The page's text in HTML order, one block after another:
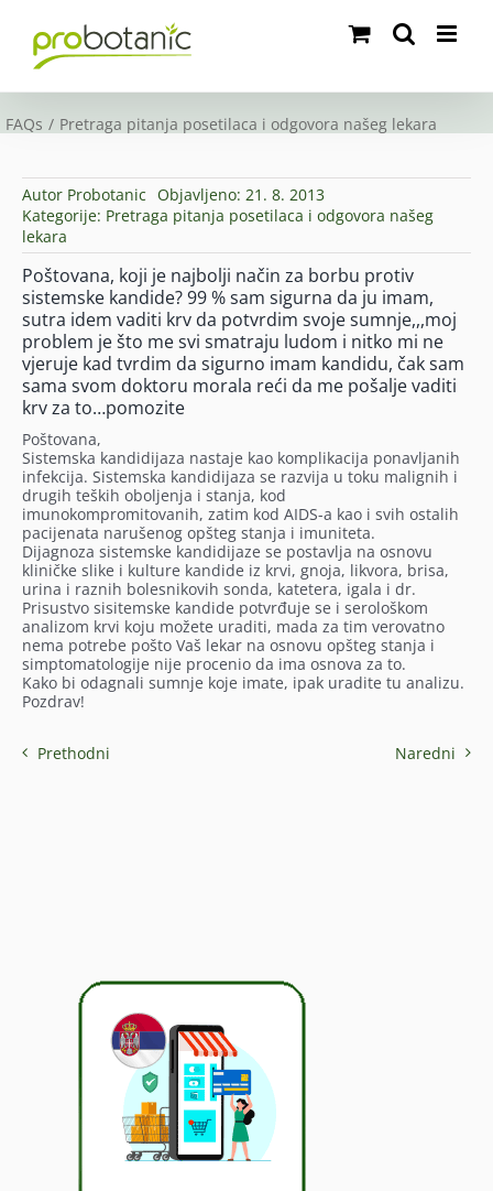
content
FAQs Pretraga pitanja posetilaca i odgovora našeg lekara
Autor Probotanic Objavljeno: 21. 8. 2013
Kategorije: Pretraga pitanja posetilaca i odgovora našeg
lekara
Poštovana, koji je najbolji način za borbu protiv
sistemske kandide? 99 % sam sigurna da ju imam,
sutra idem vaditi krv da potvrdim svoje sumnje,,,moj
problem je što me svi smatraju ludom i nitko mi ne
vjeruje kad tvrdim da sigurno imam kandidu, čak sam
sama svom doktoru morala reći da me pošalje vaditi
krv za to…pomozite
Poštovana,
Sistemska kandidijaza nastaje kao komplikacija ponavljanih
infekcija. Sistemska kandidijaza se razvija u toku malignih i
drugih teških oboljenja i stanja, kod
imunokompromitovanih, zatim kod AIDS-a kao i svih ostalih
pacijenata narušenog opšteg stanja i imuniteta.
Dijagnoza sistemske kandidijaze se postavlja na osnovu
kliničke slike i kulture kandide iz krvi, gnoja, likvora, brisa,
urina i raznih bolesnikovih sonda, katetera, igala i dr.
Prisustvo sisitemske kandide potvrđuje se i serološkom
analizom krvi koju možete uraditi, mada za tim verovatno
nema potrebe pošto Vaš lekar na osnovu opšteg stanja i
simptomatologije nije procenio da ima osnova za to.
Kako bi odagnali sumnje koje imate, ipak uradite tu analizu.
Pozdrav!
Prethodni Naredni